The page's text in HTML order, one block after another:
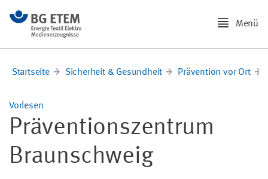
Menü
Startseite Sicherheit & Gesundheit Prävention vor Ort
Vorlesen
Präventionszentrum
Braunschweig